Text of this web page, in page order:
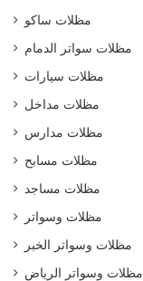
مظلات ساكو
مظلات سواتر الدمام
مظلات سيارات
مظلات مداخل
مظلات مدارس
مظلات مسابح
مظلات مساجد
مظلات وسواتر
مظلات وسواتر الخبر
مظلات وسواتر الرياض